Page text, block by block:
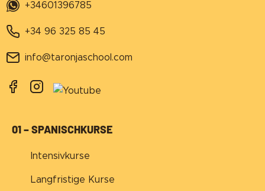
+34601396785
+34 96 325 85 45
info@taronjaschool.com
01 – SPANISCHKURSE
Intensivkurse
Langfristige Kurse